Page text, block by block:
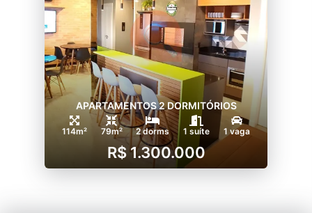
APARTAMENTOS 2 DORMITÓRIOS
114m² 79m² 2 dorms 1 suíte 1 vaga
R$ 1.300.000